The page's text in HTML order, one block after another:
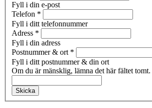
Fyll i din e-post
Telefon *
Fyll i ditt telefonnummer
Adress *
Fyll i din adress
Postnummer & ort *
Fyll i ditt postnummer & din ort
Om du är mänsklig, lämna det här fältet tomt.
Skicka